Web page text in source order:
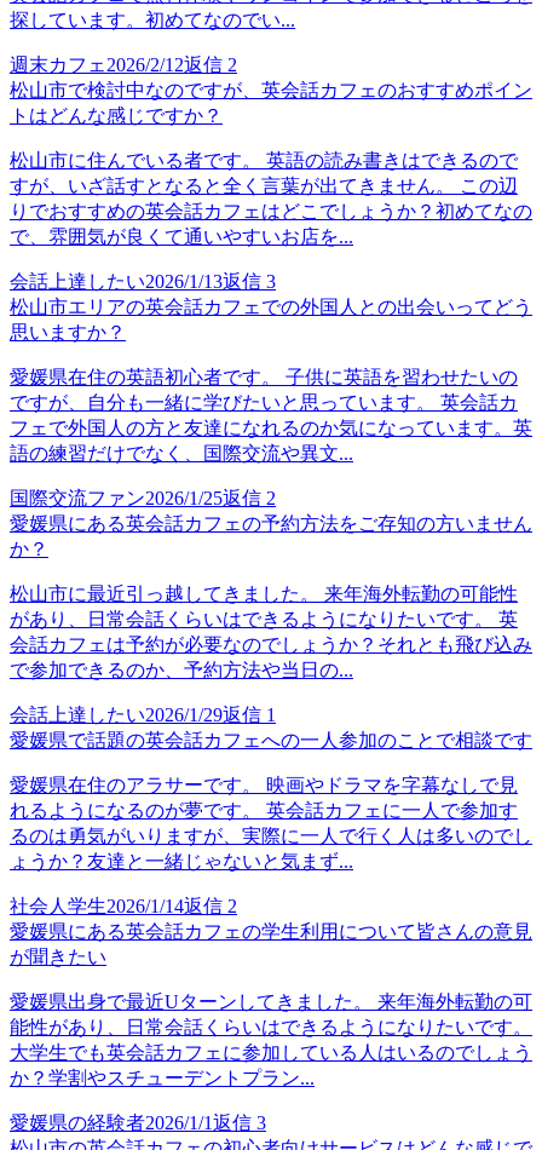
探しています。初めてなのでい...
週末カフェ 2026/2/12返信 2
松山市で検討中なのですが、英会話カフェのおすすめポイン
トはどんな感じですか？
松山市に住んでいる者です。 英語の読み書きはできるので
すが、いざ話すとなると全く言葉が出てきません。 この辺
りでおすすめの英会話カフェはどこでしょうか？初めてなの
で、雰囲気が良くて通いやすいお店を...
会話上達したい2026/1/13返信 3
松山市エリアの英会話カフェでの外国人との出会いってどう
思いますか？
愛媛県在住の英語初心者です。 子供に英語を習わせたいの
ですが、自分も一緒に学びたいと思っています。 英会話カ
フェで外国人の方と友達になれるのか気になっています。英
語の練習だけでなく、国際交流や異文...
国際交流ファン2026/1/25返信 2
愛媛県にある英会話カフェの予約方法をご存知の方いません
か？
松山市に最近引っ越してきました。 来年海外転勤の可能性
があり、日常会話くらいはできるようになりたいです。 英
会話カフェは予約が必要なのでしょうか？それとも飛び込み
で参加できるのか、予約方法や当日の...
会話上達したい2026/1/29返信 1
愛媛県で話題の英会話カフェへの一人参加のことで相談です
愛媛県在住のアラサーです。 映画やドラマを字幕なしで見
れるようになるのが夢です。 英会話カフェに一人で参加す
るのは勇気がいりますが、実際に一人で行く人は多いのでし
ょうか？友達と一緒じゃないと気まず...
社会人学生2026/1/14返信 2
愛媛県にある英会話カフェの学生利用について皆さんの意見
が聞きたい
愛媛県出身で最近Uターンしてきました。 来年海外転勤の可
能性があり、日常会話くらいはできるようになりたいです。
大学生でも英会話カフェに参加している人はいるのでしょう
か？学割やスチューデントプラン...
愛媛県の経験者2026/1/1返信 3